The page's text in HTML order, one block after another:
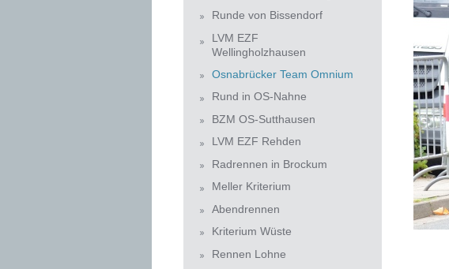
Runde von Bissendorf
LVM EZF
Wellingholzhausen
Osnabrücker Team Omnium
Rund in OS-Nahne
BZM OS-Sutthausen
LVM EZF Rehden
Radrennen in Brockum
Meller Kriterium
Abendrennen
Kriterium Wüste
Rennen Lohne